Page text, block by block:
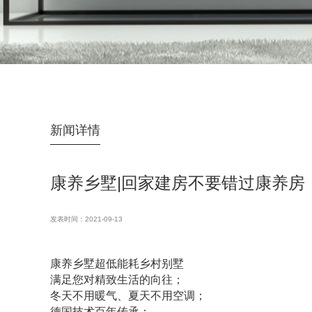
新闻详情
康养乡墅|回家建房不要错过康养房
发表时间：2021-09-13
康养乡墅超低能耗乡村别墅
满足您对精致生活的向往；
冬天不用暖气、夏天不用空调；